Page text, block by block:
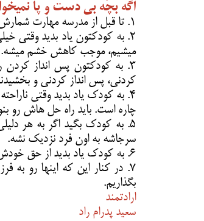
اگه بچّه بی دست و پا
۱. تا قبل از مدرسه مهارت شمارش، شباهت ها و تفاوت ها، اشکال هندسی و رنگ ها رو بهش یاد بدید.
۲. به کودکتون یاد بدید وقتی
میشیم، موجب کاهش خشم میشه.
۳. به کودکتون پس انداز
کردنی، پس انداز کردنی و
۴. به کودک یاد بدید وقتی
چاره است. باید راه حل هاش رو
۵. به کودک بگید اگر به هر
سرجاشه به اون فرد نزدیک نشه.
۶. به کودک یاد بدید از حق خودش دفاع کنه. به سکوت تشویقش نکنید. بهش بگید همونقدر که ظالم بَده، مظلوم بودن هم بَده‌.
۷. در کنار این که اینها رو به
بگذاریم.
ارادتمند
سعید پدرام راد